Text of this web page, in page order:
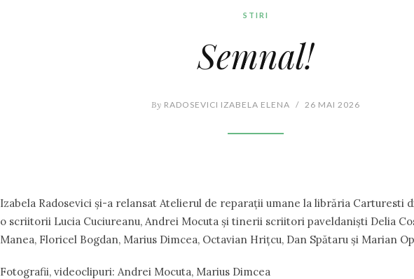
STIRI
Semnal!
By RADOSEVICI IZABELA ELENA / 26 MAI 2026
Izabela Radosevici și-a relansat Atelierul de reparații umane la librăria Carturesti
o scriitorii Lucia Cuciureanu, Andrei Mocuta și tinerii scriitori paveldaniști Delia
Manea, Floricel Bogdan, Marius Dimcea, Octavian Hrițcu, Dan Spătaru și Marian
Fotografii, videoclipuri: Andrei Mocuta, Marius Dimcea